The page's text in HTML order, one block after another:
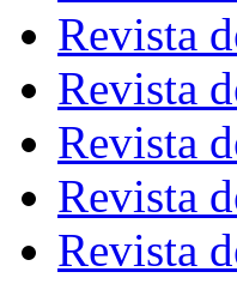
Revista
Revista
Revista
Revista
Revista